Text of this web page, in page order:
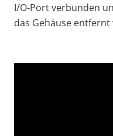
I/O-Port verbunden
das Gehäuse entfernt